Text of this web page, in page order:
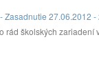
Zasadnutie 27.06.2012 -
školských